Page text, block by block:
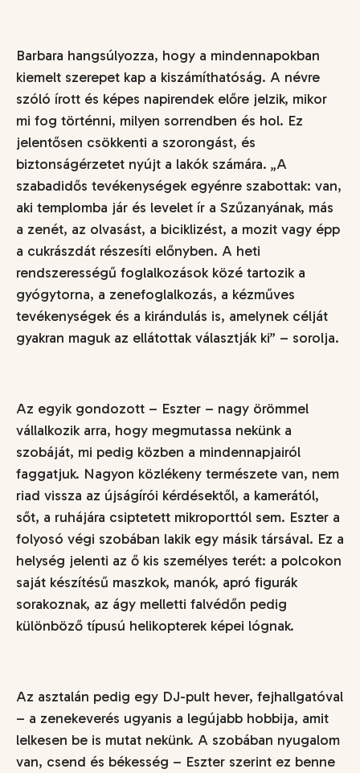
Barbara hangsúlyozza, hogy a mindennapokban
kiemelt szerepet kap a kiszámíthatóság. A névre
szóló írott és képes napirendek előre jelzik, mikor
mi fog történni, milyen sorrendben és hol. Ez
jelentősen csökkenti a szorongást, és
biztonságérzetet nyújt a lakók számára. „A
szabadidős tevékenységek egyénre szabottak: van,
aki templomba jár és levelet ír a Szűzanyának, más
a zenét, az olvasást, a biciklizést, a mozit vagy épp
a cukrászdát részesíti előnyben. A heti
rendszerességű foglalkozások közé tartozik a
gyógytorna, a zenefoglalkozás, a kézműves
tevékenységek és a kirándulás is, amelynek célját
gyakran maguk az ellátottak választják ki” – sorolja.
Az egyik gondozott – Eszter – nagy örömmel
vállalkozik arra, hogy megmutassa nekünk a
szobáját, mi pedig közben a mindennapjairól
faggatjuk. Nagyon közlékeny természete van, nem
riad vissza az újságírói kérdésektől, a kamerától,
sőt, a ruhájára csiptetett mikroporttól sem. Eszter a
folyosó végi szobában lakik egy másik társával. Ez a
helység jelenti az ő kis személyes terét: a polcokon
saját készítésű maszkok, manók, apró figurák
sorakoznak, az ágy melletti falvédőn pedig
különböző típusú helikopterek képei lógnak.
Az asztalán pedig egy DJ-pult hever, fejhallgatóval
– a zenekeverés ugyanis a legújabb hobbija, amit
lelkesen be is mutat nekünk. A szobában nyugalom
van, csend és békesség – Eszter szerint ez benne